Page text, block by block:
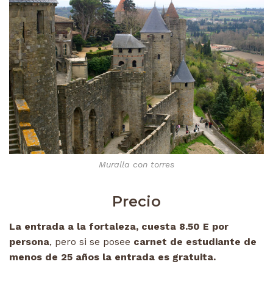
Muralla con torres
Precio
La entrada a la fortaleza, cuesta 8.50 E por
persona, pero si se posee carnet de estudiante de
menos de 25 años la entrada es gratuita.